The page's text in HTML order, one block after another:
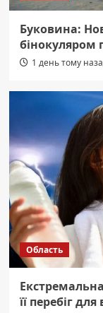
Буковина:
бінокуляром
1 день тому
Область
її перебіг